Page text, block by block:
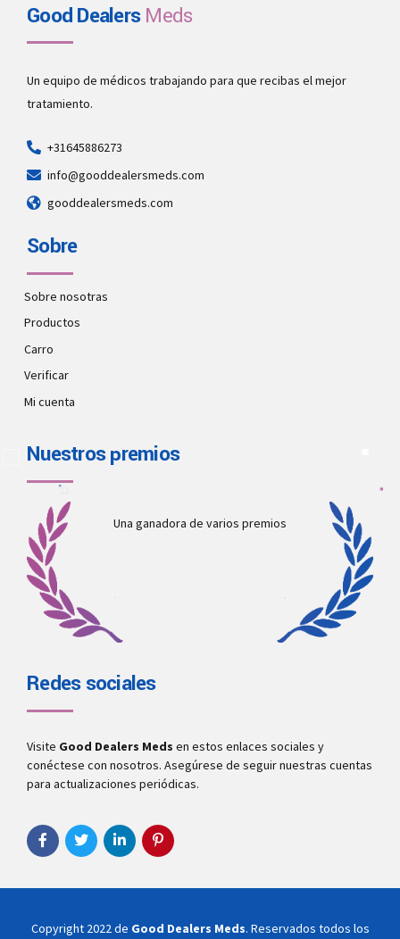
Good DealersMeds
Un equipo de médicos trabajando para que recibas el mejor
tratamiento.
+31645886273
info@gooddealersmeds.com
gooddealersmeds.com
Sobre
Sobre nosotras
Productos
Carro
Verificar
Mi cuenta
Nuestros premios
Una ganadora de varios premios
Redes sociales
Visite Good Dealers Meds en estos enlaces sociales y
conéctese con nosotros. Asegúrese de seguir nuestras cuentas
para actualizaciones periódicas.
Copyright 2022 de Good Dealers Meds. Reservados todos los